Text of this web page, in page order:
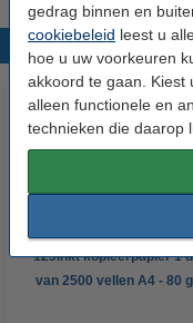
gedrag binnen en
cookiebeleid leest u
hoe u uw voorkeuren
akkoord te gaan. Kiest
alleen functionele en
technieken die daarop
123inkt kopieerpapier 1
van 2500 vellen A4 - 80